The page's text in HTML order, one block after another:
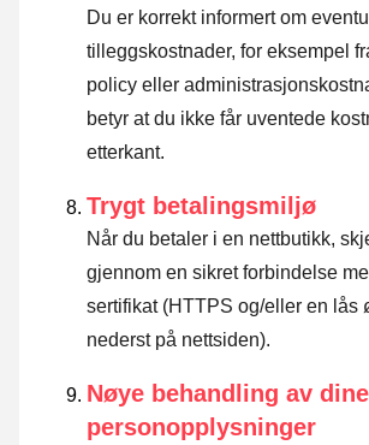
Du er korrekt informert om
tilleggskostnader, for eksempel
policy eller
betyr at du ikke får uventede
etterkant.
Trygt betalingsmiljø
Når du betaler i en nettbutikk,
gjennom en sikret forbindelse
sertifikat (HTTPS og/eller en lås
nederst på nettsiden).
Nøye behandling av dine
personopplysninger